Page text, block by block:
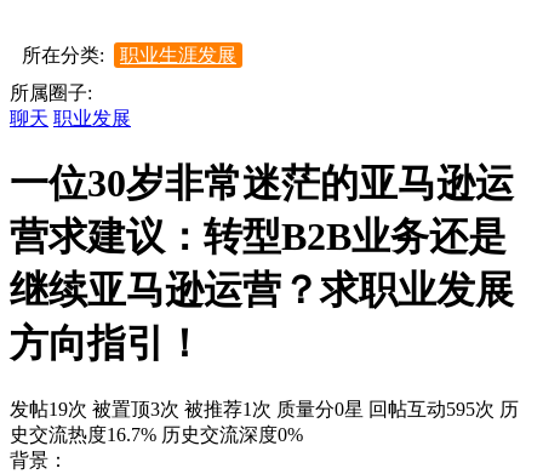
所在分类:
职业生涯发展
所属圈子:
聊天 职业发展
一位30岁非常迷茫的亚马逊运
营求建议：转型B2B业务还是
继续亚马逊运营？求职业发展
方向指引！
发帖19次 被置顶3次 被推荐1次 质量分0星 回帖互动595次 历
史交流热度16.7% 历史交流深度0%
背景：